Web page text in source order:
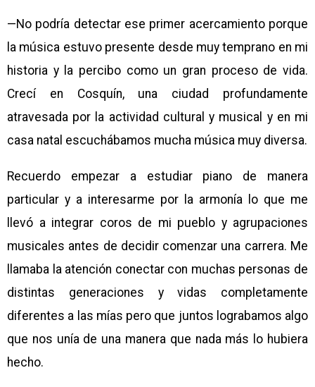
—No podría detectar ese primer acercamiento porque
la música estuvo presente desde muy temprano en mi
historia y la percibo como un gran proceso de vida.
Crecí en Cosquín, una ciudad profundamente
atravesada por la actividad cultural y musical y en mi
casa natal escuchábamos mucha música muy diversa.
Recuerdo empezar a estudiar piano de manera
particular y a interesarme por la armonía lo que me
llevó a integrar coros de mi pueblo y agrupaciones
musicales antes de decidir comenzar una carrera. Me
llamaba la atención conectar con muchas personas de
distintas generaciones y vidas completamente
diferentes a las mías pero que juntos lograbamos algo
que nos unía de una manera que nada más lo hubiera
hecho.